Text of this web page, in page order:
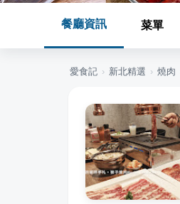
餐廳資訊 菜單
愛食記 › 新北精選 › 燒肉